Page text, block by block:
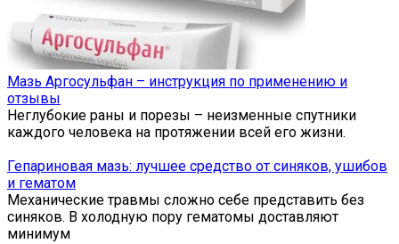
Мазь Аргосульфан – инструкция по применению и
отзывы
Неглубокие раны и порезы – неизменные спутники
каждого человека на протяжении всей его жизни.
Гепариновая мазь: лучшее средство от синяков, ушибов
и гематом
Механические травмы сложно себе представить без
синяков. В холодную пору гематомы доставляют
минимум